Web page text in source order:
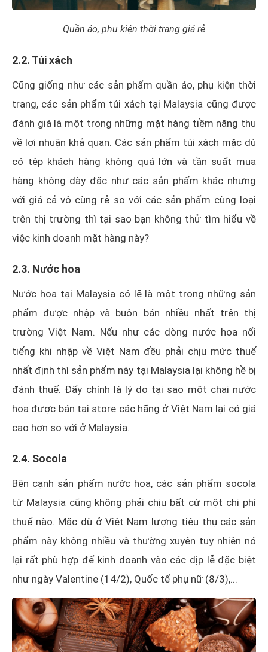
Quần áo, phụ kiện thời trang giá rẻ
2.2. Túi xách
Cũng giống như các sản phẩm quần áo, phụ kiện thời
trang, các sản phẩm túi xách tại Malaysia cũng được
đánh giá là một trong những mặt hàng tiềm năng thu
về lợi nhuận khả quan. Các sản phẩm túi xách mặc dù
có tệp khách hàng không quá lớn và tần suất mua
hàng không dày đặc như các sản phẩm khác nhưng
với giá cả vô cùng rẻ so với các sản phẩm cùng loại
trên thị trường thì tại sao bạn không thử tìm hiểu về
việc kinh doanh mặt hàng này?
2.3. Nước hoa
Nước hoa tại Malaysia có lẽ là một trong những sản
phẩm được nhập và buôn bán nhiều nhất trên thị
trường Việt Nam. Nếu như các dòng nước hoa nổi
tiếng khi nhập về Việt Nam đều phải chịu mức thuế
nhất định thì sản phẩm này tại Malaysia lại không hề bị
đánh thuế. Đấy chính là lý do tại sao một chai nước
hoa được bán tại store các hãng ở Việt Nam lại có giá
cao hơn so với ở Malaysia.
2.4. Socola
Bên cạnh sản phẩm nước hoa, các sản phẩm socola
từ Malaysia cũng không phải chịu bất cứ một chi phí
thuế nào. Mặc dù ở Việt Nam lượng tiêu thụ các sản
phẩm này không nhiều và thường xuyên tuy nhiên nó
lại rất phù hợp để kinh doanh vào các dịp lễ đặc biệt
như ngày Valentine (14/2), Quốc tế phụ nữ (8/3),...